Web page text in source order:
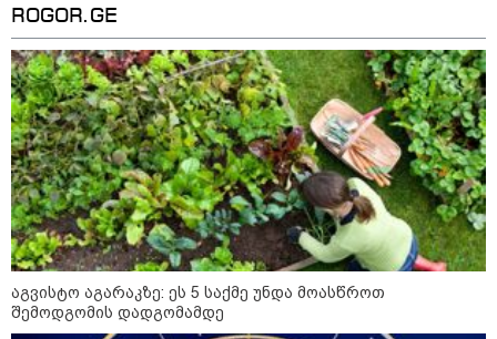
ფაქტობრივად, წაქეზება იყო" -
პროკურორი
კატეგორიის ყველა სიახლე
ROGOR.GE
აგვისტო აგარაკზე: ეს 5 საქმე უნდა მოასწროთ
შემოდგომის დადგომამდე